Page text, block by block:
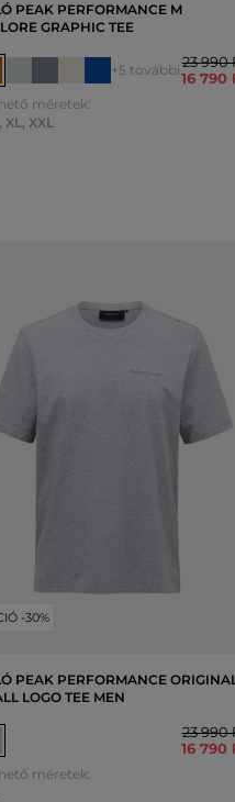
PEAK PERFORMANCE M
GRAPHIC TEE
+5 további23 990
16 790
méretek:
XL, XXL
-30%
PEAK PERFORMANCE
LOGO TEE MEN
23 990
16 790
méretek: